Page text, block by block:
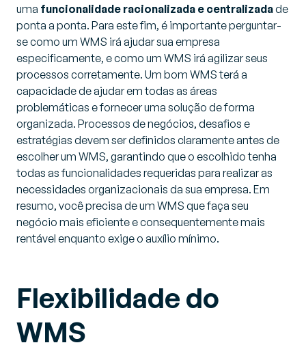
uma funcionalidade racionalizada e centralizadade
ponta a ponta. Para este fim, é importante perguntar-
se como um WMS irá ajudar sua empresa
especificamente, e como um WMS irá agilizar seus
processos corretamente. Um bom WMS terá a
capacidade de ajudar em todas as áreas
problemáticas e fornecer uma solução de forma
organizada. Processos de negócios, desafios e
estratégias devem ser definidos claramente antes de
escolher um WMS, garantindo que o escolhido tenha
todas as funcionalidades requeridas para realizar as
necessidades organizacionais da sua empresa. Em
resumo, você precisa de um WMS que faça seu
negócio mais eficiente e consequentemente mais
rentável enquanto exige o auxílio mínimo.
Flexibilidade do
WMS